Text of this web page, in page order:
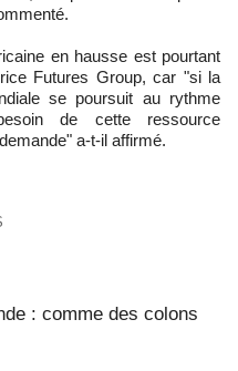
en hausse est pourtant
Futures Group, car "si la
se poursuit au rythme
de cette ressource
a-t-il affirmé.
: comme des colons